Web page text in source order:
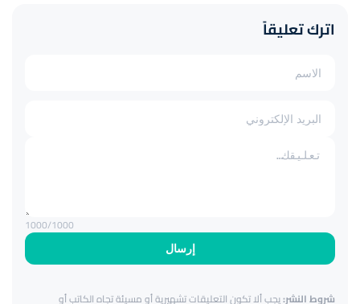
اترك تعليقاً
إرسال
1000/1000
شروط النشر:يجب ألا تكون التعليقات تشهيرية أو مسيئة تجاه الكاتب أو